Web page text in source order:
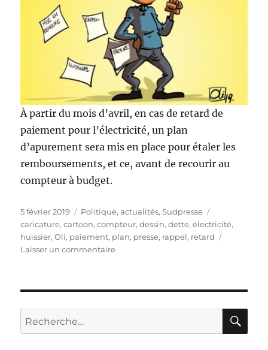
À partir du mois d’avril, en cas de retard de
paiement pour l’électricité, un plan
d’apurement sera mis en place pour étaler les
remboursements, et ce, avant de recourir au
compteur à budget.
Publié
le
5 février 2019 Catégories
Politique, actualités,Sudpresse
caricature,cartoon,compteur,dessin,dette,électricité,
huissier,Oli, paiement, plan, presse, rappel, retard
Laisser un commentairesur
Recherche
pour :